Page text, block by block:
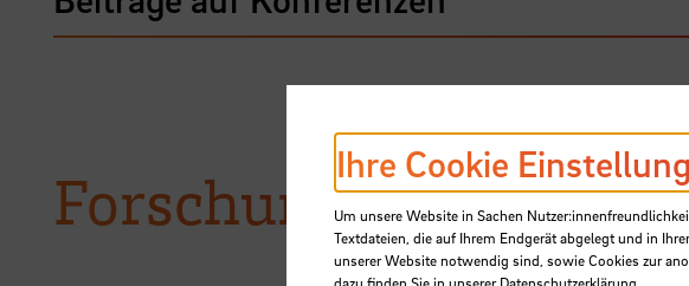
Forschungsprojekt
Ihre Cookie
Um unsere Website in Sachen
Textdateien, die auf Ihrem Endgerät abgelegt und in
unserer Website notwendig sind, sowie Cookies zur